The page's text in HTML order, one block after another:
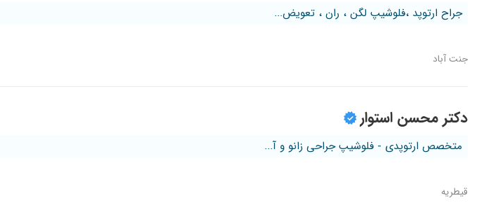
جراح ارتوپد ،فلوشیپ لگن ، ران ، تعویض...
جنت آباد
دکتر محسن استوار
متخصص ارتوپدی - فلوشیپ جراحی زانو و آ...
قیطریه